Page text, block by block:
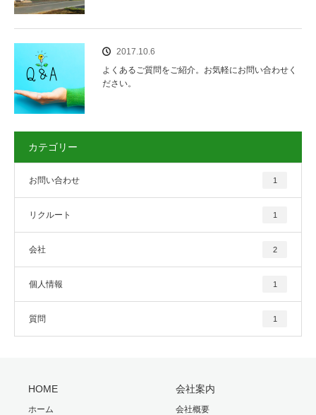
2017.10.6
よくあるご質問をご紹介。お気軽にお問い合わせく
ださい。
カテゴリー
お問い合わせ 1
リクルート 1
会社 2
個人情報 1
質問 1
HOME
ホーム
会社案内
会社概要